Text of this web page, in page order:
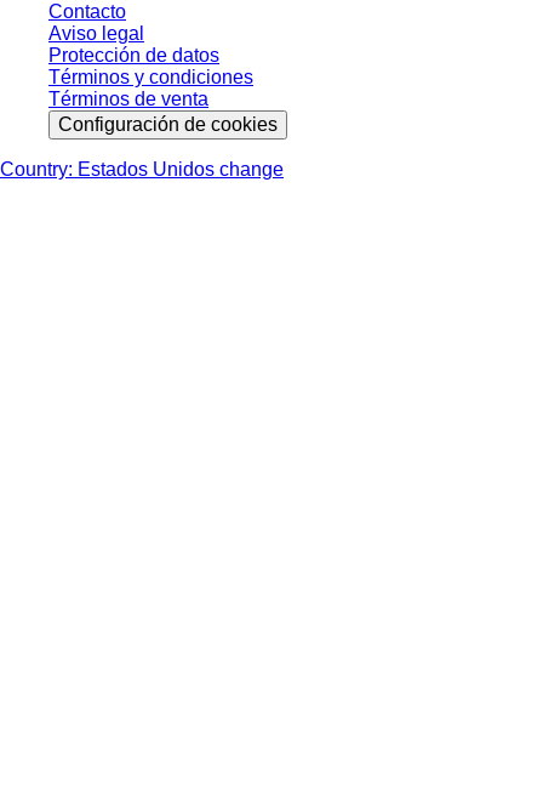
Contacto
Aviso legal
Protección de datos
Términos y condiciones
Términos de venta
Configuración de cookies
Country: Estados Unidos change